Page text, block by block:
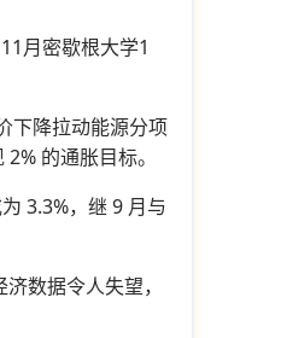
月密歇根大学1
下降拉动能源分项
的通胀目标。
3.3%，继 9 月与
数据令人失望，